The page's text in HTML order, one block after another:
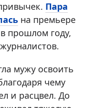
Пара
на премьере
прошлом году,
мужу освоить
чему
и расцвел. До